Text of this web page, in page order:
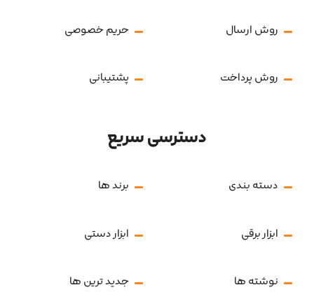
روش ارسال حریم خصوصی
روش پرداخت پشتیبانی
دسترسی سریع
دسته بندی برند ها
ابزار برقی ابزار دستی
نوشته ها جدید ترین ها